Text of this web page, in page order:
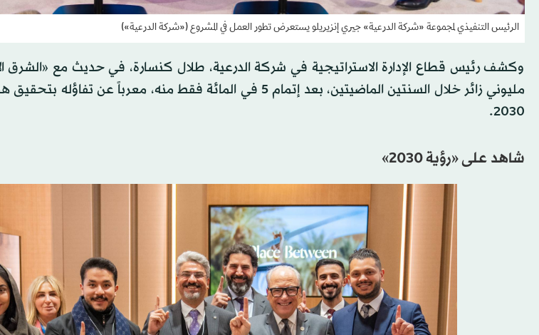
الرئيس التنفيذي لمجموعة «شركة الدرعية» جيري إنزيريلو يستعرض تطور العمل في المشروع («شركة الدرعية»)
وكشف رئيس قطاع الإدارة الاستراتيجية في شركة الدرعية، طلال كنسارة، في حديث مع «الشرق
2030.
شاهد على «رؤية 2030»